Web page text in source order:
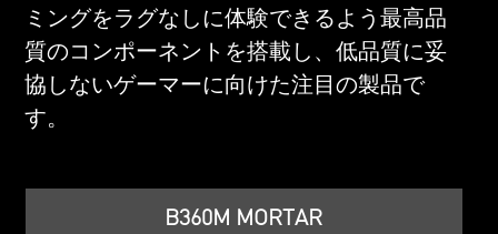
ミングをラグなしに体験できるよう最高品
質のコンポーネントを搭載し、低品質に妥
協しないゲーマーに向けた注目の製品で
す。
B360M MORTAR